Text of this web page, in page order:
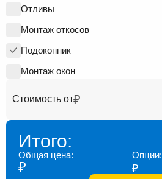
Отливы
Монтаж откосов
Подоконник
Монтаж окон
Стоимость от₽
Итого:
Общая цена:
₽
Опции:
₽